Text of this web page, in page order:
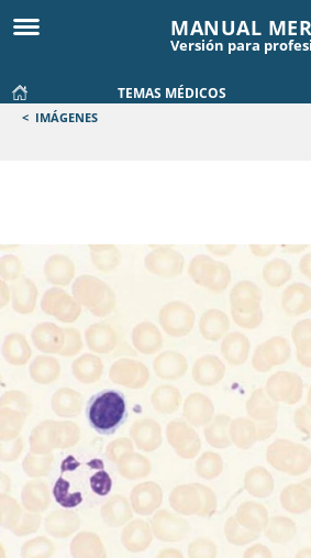
MANUAL
Versión para
TEMAS MÉDICOS
< IMÁGENES